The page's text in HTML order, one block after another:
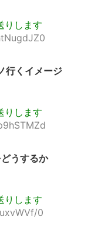
りします
行くイメージ
りします
うするか
りします
0